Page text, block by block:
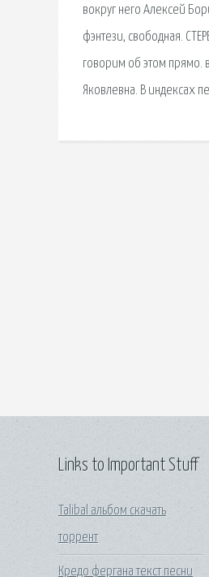
вокруг него Алексей
фэнтези, свободная.
говорим об этом прямо.
Яковлевна. В индексах
Links to Important Stuff
Talibal альбом скачать
торрент
Кредо фергана текст песни